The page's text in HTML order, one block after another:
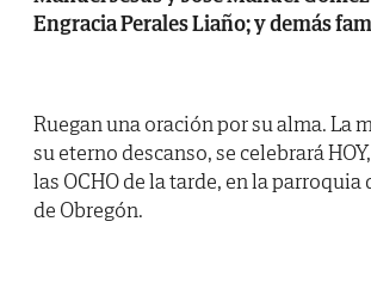
Engracia Perales Liaño; y demás
Ruegan una oración por su alma. La
su eterno descanso, se celebrará
las OCHO de la tarde, en la parroquia
de Obregón.